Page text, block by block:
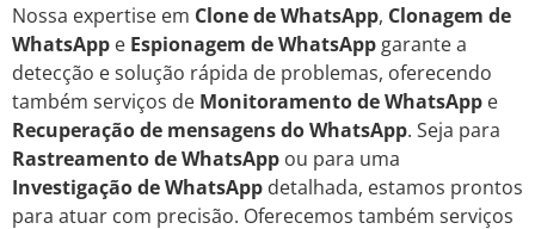
Nossa expertise em Clone de WhatsApp, Clonagem de
WhatsApp e Espionagem de WhatsApp garante a
detecção e solução rápida de problemas, oferecendo
também serviços de Monitoramento de WhatsApp e
Recuperação de mensagens do WhatsApp. Seja para
Rastreamento de WhatsApp ou para uma
Investigação de WhatsApp detalhada, estamos prontos
para atuar com precisão. Oferecemos também serviços